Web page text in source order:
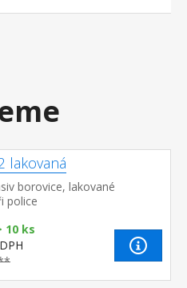
lakovaná
borovice, lakované
police
10 ks